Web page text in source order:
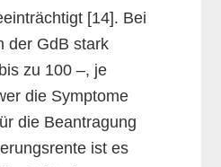
[14]. Bei
der GdB stark
zu 100 –, je
die Symptome
die Beantragung
ist es